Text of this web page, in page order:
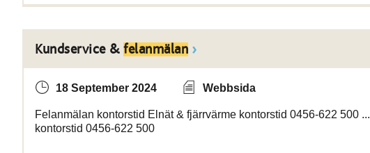
Kundservice & felanmälan
18 September 2024 Webbsida
Felanmälan kontorstid Elnät & fjärrvärme kontorstid 0456-622 500 ...
kontorstid 0456-622 500